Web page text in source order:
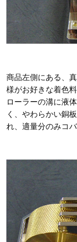
商品左側にある、
様がお好きな着色
ローラーの溝に液
く、やわらかい銅
れ、適量分のみコ